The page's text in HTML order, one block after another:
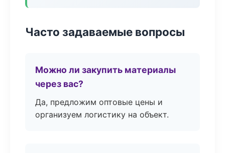
Часто задаваемые вопросы
Можно ли закупить материалы
через вас?
Да, предложим оптовые цены и
организуем логистику на объект.